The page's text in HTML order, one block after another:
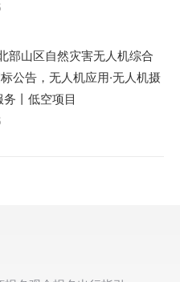
部山区自然灾害无人机综合
公告，无人机应用·无人机摄
务丨低空项目